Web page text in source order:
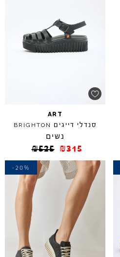
ART
סנדלי דייגים BRIGHTON
נשים
₪525 ₪315
-20%